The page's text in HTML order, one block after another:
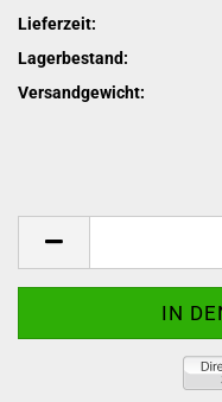
Lieferzeit:
Lagerbestand:
Versandgewicht: